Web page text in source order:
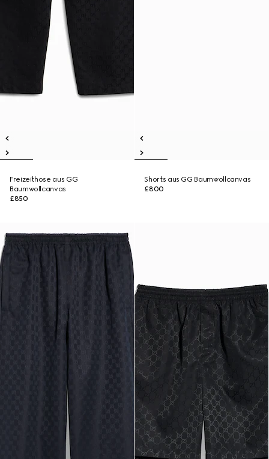
Freizeithose aus GG
Baumwollcanvas
£850
Shorts aus GG Baumwollcanvas
£800